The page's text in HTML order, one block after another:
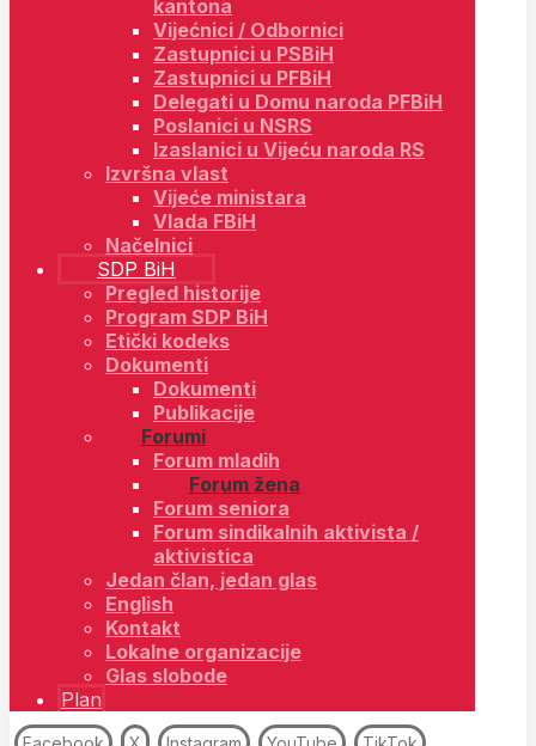
kantona
Vijećnici / Odbornici
Zastupnici u PSBiH
Zastupnici u PFBiH
Delegati u Domu naroda PFBiH
Poslanici u NSRS
Izaslanici u Vijeću naroda RS
Izvršna vlast
Vijeće ministara
Vlada FBiH
Načelnici
SDP BiH
Pregled historije
Program SDP BiH
Etički kodeks
Dokumenti
Dokumenti
Publikacije
Forumi
Forum mladih
Forum žena
Forum seniora
Forum sindikalnih aktivista /
aktivistica
Jedan član, jedan glas
English
Kontakt
Lokalne organizacije
Glas slobode
Plan